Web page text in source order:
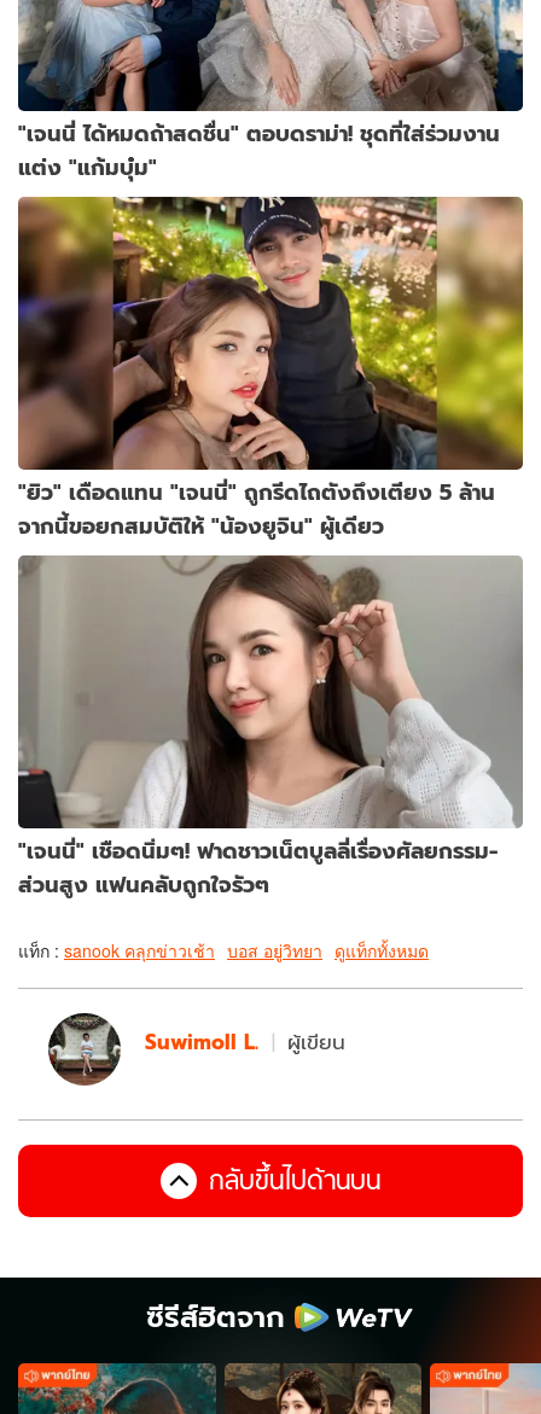
"เจนนี่ ได้หมดถ้าสดชื่น" ตอบดราม่า! ชุดที่ใส่ร่วมงาน
แต่ง "แก้มบุ๋ม"
"ยิว" เดือดแทน "เจนนี่" ถูกรีดไถตังถึงเตียง 5 ล้าน
จากนี้ขอยกสมบัติให้ "น้องยูจิน" ผู้เดียว
"เจนนี่" เชือดนิ่มๆ! ฟาดชาวเน็ตบูลลี่เรื่องศัลยกรรม-
ส่วนสูง แฟนคลับถูกใจรัวๆ
แท็ก : sanook คลุกข่าวเช้า บอส อยู่วิทยา ดูแท็กทั้งหมด
Suwimoll L. ผู้เขียน
กลับขึ้นไปด้านบน
ซีรีส์ฮิตจาก